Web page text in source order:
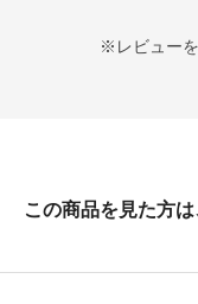
※レビュー
この商品を見た方